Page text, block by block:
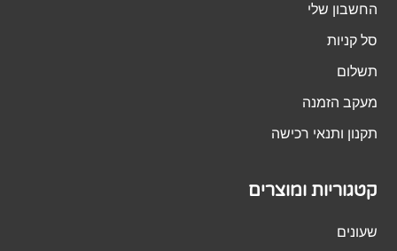
החשבון שלי
סל קניות
תשלום
מעקב הזמנה
תקנון ותנאי רכישה
קטגוריות ומוצרים
שעונים